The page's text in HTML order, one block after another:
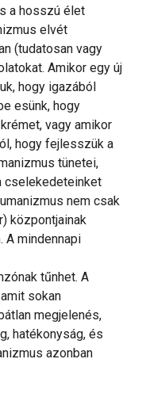
a hosszú élet
elvét
(tudatosan vagy
Amikor egy új
hogy igazából
esünk, hogy
vagy amikor
hogy fejlesszük a
tünetei,
cselekedeteinket
nem csak
központjainak
A mindennapi
tűnhet. A
sokan
megjelenés,
hatékonyság, és
azonban